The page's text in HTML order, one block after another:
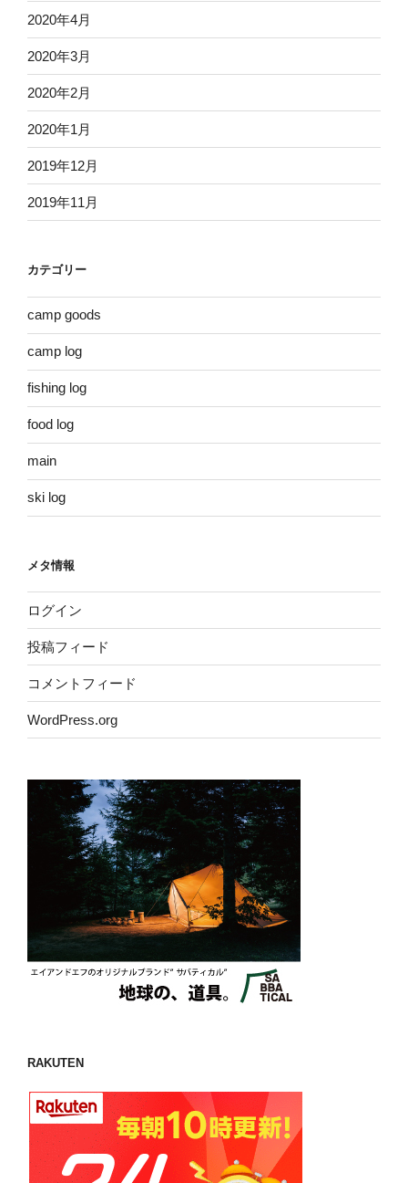
2020年4月
2020年3月
2020年2月
2020年1月
2019年12月
2019年11月
カテゴリー
camp goods
camp log
fishing log
food log
main
ski log
メタ情報
ログイン
投稿フィード
コメントフィード
WordPress.org
RAKUTEN